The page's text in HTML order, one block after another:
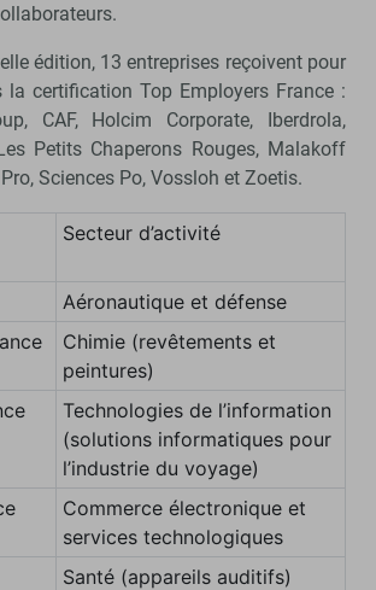
édition, 13 entreprises reçoivent pour
la certification Top Employers France :
CAF, Holcim Corporate, Iberdrola,
Petits Chaperons Rouges, Malakoff
Sciences Po, Vossloh et Zoetis.
Secteur d’activité
Aéronautique et défense
Chimie (revêtements et
peintures)
Technologies de l’information
(solutions informatiques pour
l’industrie du voyage)
Commerce électronique et
services technologiques
Santé (appareils auditifs)